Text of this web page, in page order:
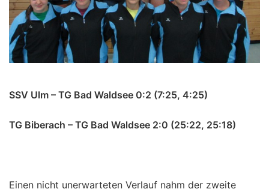
SSV Ulm – TG Bad Waldsee 0:2 (7:25, 4:25)
TG Biberach – TG Bad Waldsee 2:0 (25:22, 25:18)
Einen nicht unerwarteten Verlauf nahm der zweite